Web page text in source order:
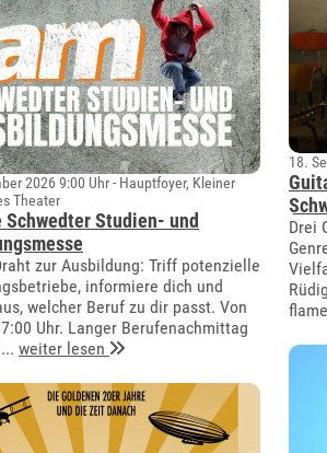
2026 9:00 Uhr - Hauptfoyer, Kleiner
Theater
Schwedter Studien- und
zur Ausbildung: Triff potenzielle
informiere dich und
welcher Beruf zu dir passt. Von
Uhr. Langer Berufenachmittag
weiter lesen
18.
Drei